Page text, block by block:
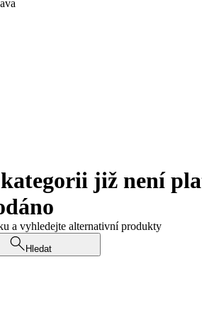
již není
a vyhledejte alternativní produkty
Hledat